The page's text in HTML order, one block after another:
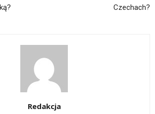
Czechach?
Redakcja